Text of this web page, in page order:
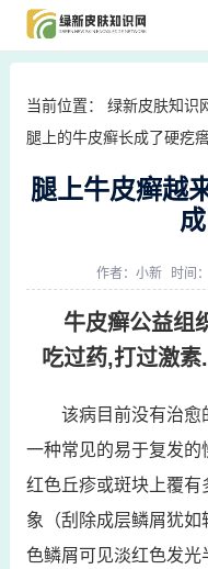
当前位置： 绿新皮肤知识
腿上的牛皮癣长成了硬疙
腿上牛皮癣越
作者： 小新 时间
牛皮癣公益组
吃过药,打过激素
该病目前没有治愈
一种常见的易于复发的
红色丘疹或斑块上覆
象（刮除成层鳞屑犹
色鳞屑可见淡红色发